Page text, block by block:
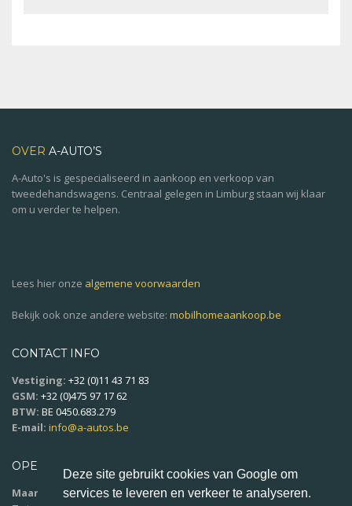
OVER A-AUTO’S
A-Auto's is gespecialiseerd in aankoop en verkoop van
tweedehandswagens. Centraal gelegen in Limburg staan wij klaar
om u verder te helpen.
Lees hier onze algemene voorwaarden
Bekijk ook onze andere website: mobilhomeaankoop.be
CONTACT INFO
Vestiging: +32 (0)11 43 71 83
GSM: +32 (0)475 97 17 62
BTW: BE 0450.683.279
E-mail: info@a-autos.be
OPENINGSUREN
Maandag - vrijdag: 9u00 - 18u00
Deze site gebruikt cookies van Google om
services te leveren en verkeer te analyseren.